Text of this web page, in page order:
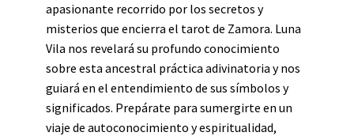
apasionante recorrido por los secretos y
misterios que encierra el tarot de Zamora. Luna
Vila nos revelará su profundo conocimiento
sobre esta ancestral práctica adivinatoria y nos
guiará en el entendimiento de sus símbolos y
significados. Prepárate para sumergirte en un
viaje de autoconocimiento y espiritualidad,